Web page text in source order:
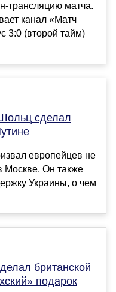
трансляцию матча.
канал «Матч
3:0 (второй тайм)
сделал
европейцев не
Москве. Он также
Украины, о чем
британской
подарок